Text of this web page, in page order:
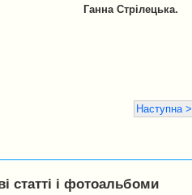
Ганна Стрілецька.
Наступна >
статті і фотоальбоми